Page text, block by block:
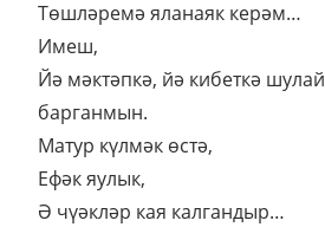
Төшләремә яланаяк керәм…
Имеш,
Йә мәктәпкә, йә кибеткә шулай
барганмын.
Матур күлмәк өстә,
Ефәк яулык,
Ә чүәкләр кая калгандыр…